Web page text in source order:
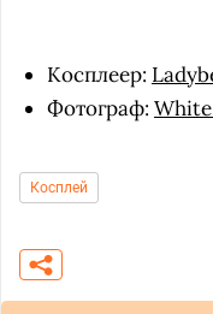
Косплеер:
Фотограф:
Косплей